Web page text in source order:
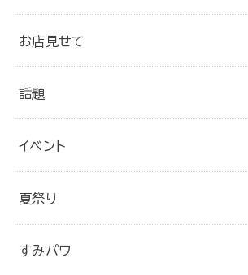
お店見せて
話題
イベント
夏祭り
すみパワ